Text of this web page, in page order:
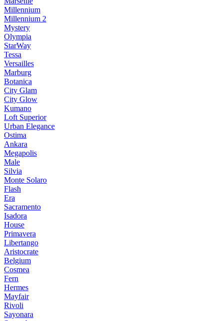
Millennium
Millennium 2
Mystery
Olympia
StarWay
Tessa
Versailles
Marburg
Botanica
City Glam
City Glow
Kumano
Loft Superior
Urban Elegance
Ostima
Ankara
Megapolis
Male
Silvia
Monte Solaro
Flash
Era
Sacramento
Isadora
House
Primavera
Libertango
Aristocrate
Belgium
Cosmea
Fern
Hermes
Mayfair
Rivoli
Sayonara